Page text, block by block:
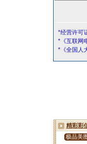
*经营许可
*《互联网
*《全国人